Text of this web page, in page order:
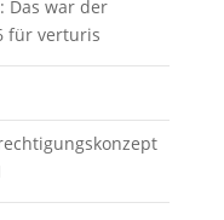
Das war der
für verturis